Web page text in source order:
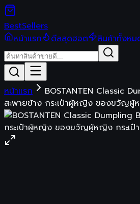
BestSellers
หน้าแรก
ดีลสุดฮอต สินค้าทั้งหม
หน้าแรก
BOSTANTEN Classic
สะพายข้าง กระเป๋าผู้หญิง ของขวัญผู้